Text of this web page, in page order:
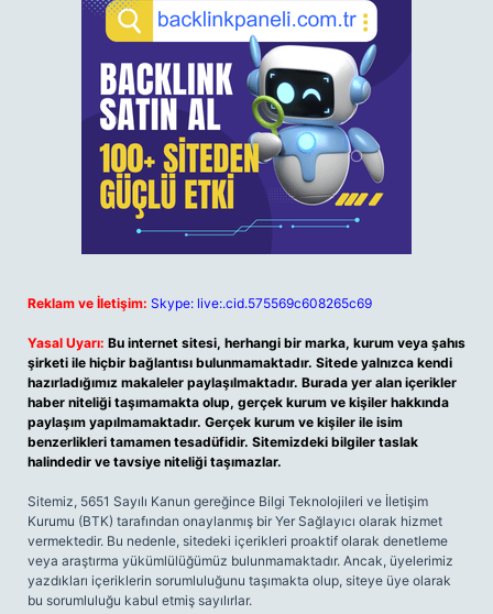
Reklam ve İletişim: Skype: live:.cid.575569c608265c69
Yasal Uyarı: Bu internet sitesi, herhangi bir marka, kurum veya şahıs
şirketi ile hiçbir bağlantısı bulunmamaktadır. Sitede yalnızca kendi
hazırladığımız makaleler paylaşılmaktadır. Burada yer alan içerikler
haber niteliği taşımamakta olup, gerçek kurum ve kişiler hakkında
paylaşım yapılmamaktadır. Gerçek kurum ve kişiler ile isim
benzerlikleri tamamen tesadüfidir. Sitemizdeki bilgiler taslak
halindedir ve tavsiye niteliği taşımazlar.
Sitemiz, 5651 Sayılı Kanun gereğince Bilgi Teknolojileri ve İletişim
Kurumu (BTK) tarafından onaylanmış bir Yer Sağlayıcı olarak hizmet
vermektedir. Bu nedenle, sitedeki içerikleri proaktif olarak denetleme
veya araştırma yükümlülüğümüz bulunmamaktadır. Ancak, üyelerimiz
yazdıkları içeriklerin sorumluluğunu taşımakta olup, siteye üye olarak
bu sorumluluğu kabul etmiş sayılırlar.